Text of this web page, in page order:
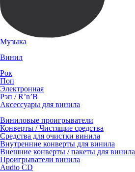
Музыка
Винил
Рок
Поп
Электронная
Рэп / R’n’B
Аксессуары для винила
Виниловые проигрыватели
Конверты / Чистящие средства
Средства для очистки винила
Внутренние конверты для винила
Внешние конверты / пакеты для винила
Проигрыватели винила
Audio CD